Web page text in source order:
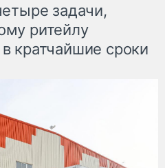
задачи,
ритейлу
кратчайшие сроки